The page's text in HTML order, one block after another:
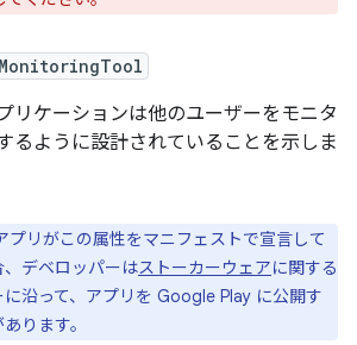
リケーションは他のユーザーをモニタ
るように設計されていることを示しま
プリがこの属性をマニフェストで宣言して
、デベロッパーはストーカーウェアに関する
沿って、アプリを Google Play に公開す
ります。